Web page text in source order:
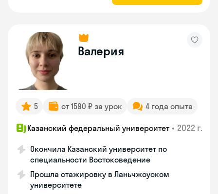
Валерия
5 от 1590 ₽ за урок 4 года опыта
Казанский федеральный университет • 2022 г.
Окончила Казанский университет по
специальности Востоковедение
Прошла стажировку в Ланьчжоуском
университете